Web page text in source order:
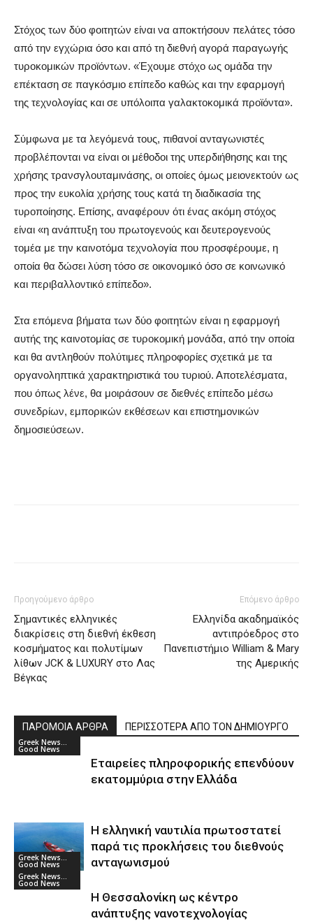
Στόχος των δύο φοιτητών είναι να αποκτήσουν πελάτες τόσο
από την εγχώρια όσο και από τη διεθνή αγορά παραγωγής
τυροκομικών προϊόντων. «Έχουμε στόχο ως ομάδα την
επέκταση σε παγκόσμιο επίπεδο καθώς και την εφαρμογή
της τεχνολογίας και σε υπόλοιπα γαλακτοκομικά προϊόντα».
Σύμφωνα με τα λεγόμενά τους, πιθανοί ανταγωνιστές
προβλέπονται να είναι οι μέθοδοι της υπερδιήθησης και της
χρήσης τρανσγλουταμινάσης, οι οποίες όμως μειονεκτούν ως
προς την ευκολία χρήσης τους κατά τη διαδικασία της
τυροποίησης. Επίσης, αναφέρουν ότι ένας ακόμη στόχος
είναι «η ανάπτυξη του πρωτογενούς και δευτερογενούς
τομέα με την καινοτόμα τεχνολογία που προσφέρουμε, η
οποία θα δώσει λύση τόσο σε οικονομικό όσο σε κοινωνικό
και περιβαλλοντικό επίπεδο».
Στα επόμενα βήματα των δύο φοιτητών είναι η εφαρμογή
αυτής της καινοτομίας σε τυροκομική μονάδα, από την οποία
και θα αντληθούν πολύτιμες πληροφορίες σχετικά με τα
οργανοληπτικά χαρακτηριστικά του τυριού. Αποτελέσματα,
που όπως λένε, θα μοιράσουν σε διεθνές επίπεδο μέσω
συνεδρίων, εμπορικών εκθέσεων και επιστημονικών
δημοσιεύσεων.
Προηγούμενο άρθρο
Σημαντικές ελληνικές
διακρίσεις στη διεθνή έκθεση
κοσμήματος και πολυτίμων
λίθων JCK & LUXURY στο Λας
Βέγκας
Επόμενο άρθρο
Ελληνίδα ακαδημαϊκός
αντιπρόεδρος στο
Πανεπιστήμιο William & Mary
της Αμερικής
ΠΑΡΟΜΟΙΑ ΑΡΘΡΑ ΠΕΡΙΣΣΟΤΕΡΑ ΑΠΟ ΤΟΝ ΔΗΜΙΟΥΡΓΟ
Greek News...
Good News
Εταιρείες πληροφορικής επενδύουν
εκατομμύρια στην Ελλάδα
Greek News...
Good News
Η ελληνική ναυτιλία πρωτοστατεί
παρά τις προκλήσεις του διεθνούς
ανταγωνισμού
Greek News...
Good News
Η Θεσσαλονίκη ως κέντρο
ανάπτυξης νανοτεχνολογίας